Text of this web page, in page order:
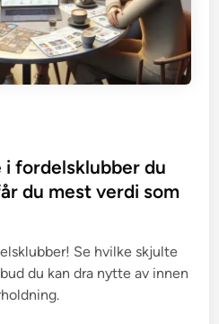
fordelsklubber du
du mest verdi som
Se hvilke skjulte
du kan dra nytte av innen